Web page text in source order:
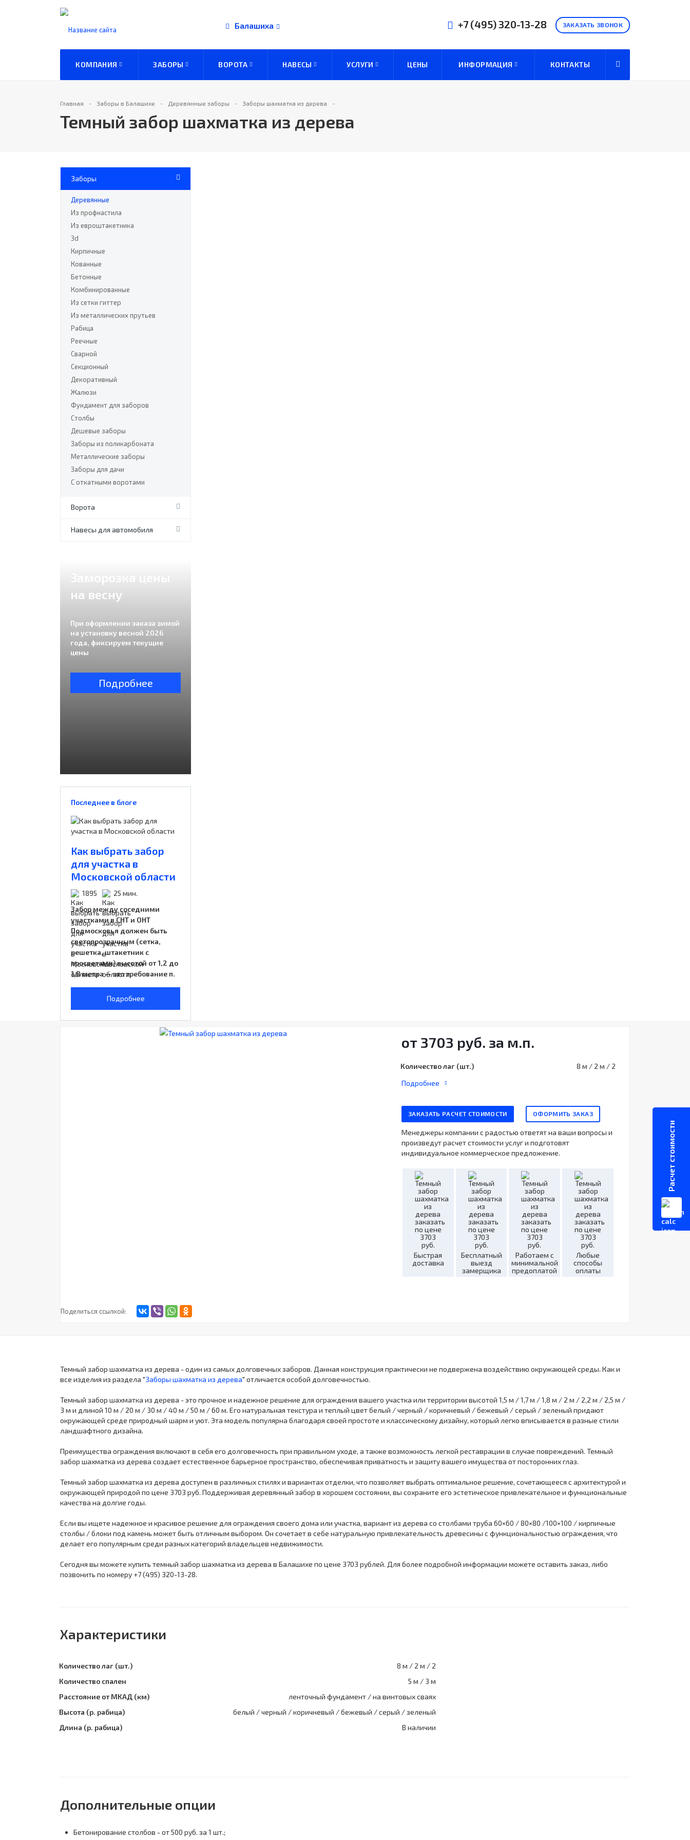
Балашиха ЗАКАЗАТЬ ЗВОНОК
+7 (495)320-13-28
КОМПАНИЯ ЗАБОРЫ ВОРОТА НАВЕСЫ УСЛУГИ ЦЕНЫ ИНФОРМАЦИЯ КОНТАКТЫ
Главная Заборы в Балашихе Деревянные заборы Заборы шахматка из дерева
Темный забор шахматка из дерева
Заборы
Деревянные
Из профнастила
Из евроштакетника
3d
Кирпичные
Кованные
Бетонные
Комбинированные
Из сетки гиттер
Из металлических прутьев
Рабица
Реечные
Сварной
Секционный
Декоративный
Жалюзи
Фундамент для заборов
Столбы
Дешевые заборы
Заборы из поликарбоната
Металлические заборы
Заборы для дачи
С откатными воротами
Ворота
Навесы для автомобиля
на весну
При оформлении заказа зимой
на установку весной 2026
года, фиксируем текущие
цены
Подробнее
Последнее в блоге
Как выбрать забор
для участка в
Московской области
1895
25 мин.
Забор между соседними
участками в СНТ и ОНТ
Подмосковья должен быть
светопрозрачным (сетка,
решетка, штакетник с
просветами) высотой от 1,2 до
1,8 метра — это требование п.
Подробнее
от 3703 руб. за м.п.
Количество лаг (шт.)
8 м / 2 м / 2
Подробнее
ЗАКАЗАТЬ РАСЧЕТ СТОИМОСТИ ОФОРМИТЬ ЗАКАЗ
Менеджеры компании с радостью ответят на ваши вопросы и
произведут расчет стоимости услуг и подготовят
индивидуальное коммерческое предложение.
Быстрая
доставка
Бесплатный
выезд
замерщика
Работаем с
минимальной
предоплатой
Любые
способы
оплаты
Поделиться ссылкой:
Темный забор шахматка из дерева - один из самых долговечных заборов. Данная конструкция практически не подвержена воздействию окружающей среды. Как и
все изделия из раздела "Заборы шахматка из дерева" отличается особой долговечностью.
Темный забор шахматка из дерева - это прочное и надежное решение для ограждения вашего участка или территории высотой 1,5 м / 1,7 м / 1,8 м / 2 м / 2,2 м / 2,5 м /
3 м и длиной 10 м / 20 м / 30 м / 40 м / 50 м / 60 м. Его натуральная текстура и теплый цвет белый / черный / коричневый / бежевый / серый / зеленый придают
окружающей среде природный шарм и уют. Эта модель популярна благодаря своей простоте и классическому дизайну, который легко вписывается в разные стили
ландшафтного дизайна.
Преимущества ограждения включают в себя его долговечность при правильном уходе, а также возможность легкой реставрации в случае повреждений. Темный
забор шахматка из дерева создает естественное барьерное пространство, обеспечивая приватность и защиту вашего имущества от посторонних глаз.
Темный забор шахматка из дерева доступен в различных стилях и вариантах отделки, что позволяет выбрать оптимальное решение, сочетающееся с архитектурой и
окружающей природой по цене 3703 руб. Поддерживая деревянный забор в хорошем состоянии, вы сохраните его эстетическое привлекательное и функциональные
качества на долгие годы.
Если вы ищете надежное и красивое решение для ограждения своего дома или участка, вариант из дерева со столбами труба 60×60 / 80×80 /100×100 / кирпичные
столбы / блоки под камень может быть отличным выбором. Он сочетает в себе натуральную привлекательность древесины с функциональностью ограждения, что
делает его популярным среди разных категорий владельцев недвижимости.
Сегодня вы можете купить темный забор шахматка из дерева в Балашихе по цене 3703 рублей. Для более подробной информации можете оставить заказ, либо
позвонить по номеру +7 (495) 320-13-28.
Характеристики
Количество лаг (шт.)
8 м / 2 м / 2
Количество спален
5 м / 3 м
Расстояние от МКАД (км)
ленточный фундамент / на винтовых сваях
Высота (р. рабица)
белый / черный / коричневый / бежевый / серый / зеленый
Длина (р. рабица)
В наличии
Дополнительные опции
Бетонирование столбов - от 500 руб. за 1 шт.;
Расчет стоимости